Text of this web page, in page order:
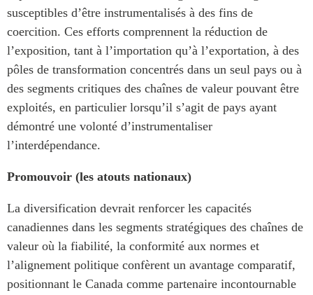
susceptibles d’être instrumentalisés à des fins de
coercition. Ces efforts comprennent la réduction de
l’exposition, tant à l’importation qu’à l’exportation, à des
pôles de transformation concentrés dans un seul pays ou à
des segments critiques des chaînes de valeur pouvant être
exploités, en particulier lorsqu’il s’agit de pays ayant
démontré une volonté d’instrumentaliser
l’interdépendance.
Promouvoir (les atouts nationaux)
La diversification devrait renforcer les capacités
canadiennes dans les segments stratégiques des chaînes de
valeur où la fiabilité, la conformité aux normes et
l’alignement politique confèrent un avantage comparatif,
positionnant le Canada comme partenaire incontournable